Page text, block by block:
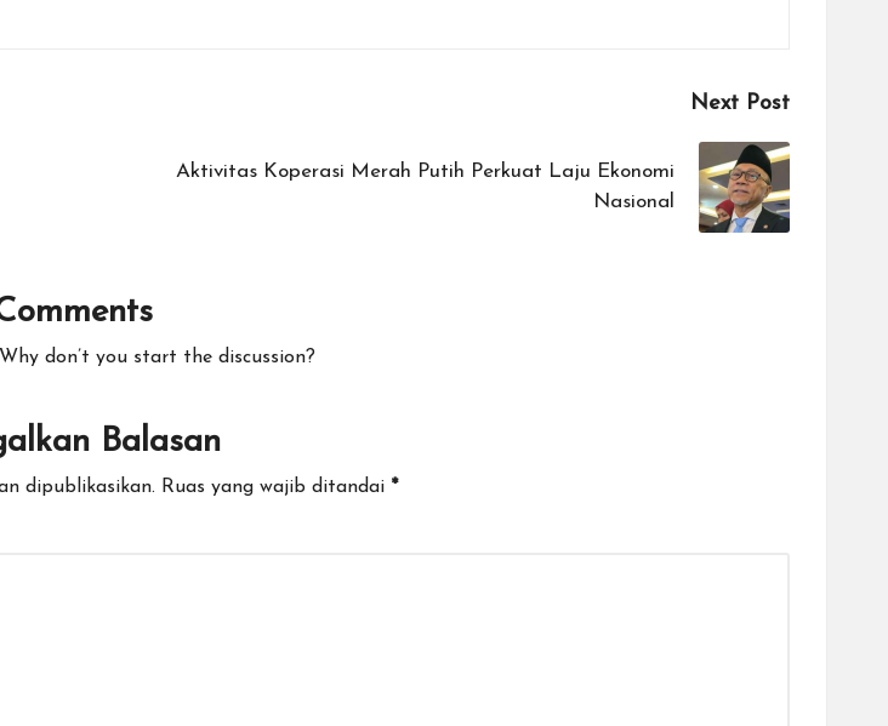
Next Post
Aktivitas Koperasi Merah Putih Perkuat Laju Ekonomi
Nasional
don’t you start the discussion?
Balasan
dipublikasikan. Ruas yang wajib ditandai *